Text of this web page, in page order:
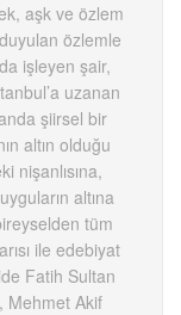
aşk ve özlem
özlemle
işleyen şair,
uzanan
şiirsel bir
altın olduğu
nişanlısına,
altına
tüm
ile edebiyat
Fatih Sultan
Mehmet Akif